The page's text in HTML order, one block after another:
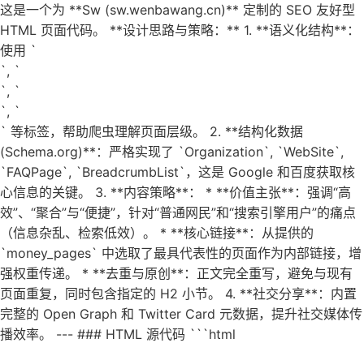
这是一个为 **Sw (sw.wenbawang.cn)** 定制的 SEO 友好型
HTML 页面代码。 **设计思路与策略：** 1. **语义化结构**：
使用 `
`, `
`, `
`, `
` 等标签，帮助爬虫理解页面层级。 2. **结构化数据
(Schema.org)**：严格实现了 `Organization`, `WebSite`,
`FAQPage`, `BreadcrumbList`，这是 Google 和百度获取核
心信息的关键。 3. **内容策略**： * **价值主张**：强调“高
效”、“聚合”与“便捷”，针对“普通网民”和“搜索引擎用户”的痛点
（信息杂乱、检索低效）。 * **核心链接**：从提供的
`money_pages` 中选取了最具代表性的页面作为内部链接，增
强权重传递。 * **去重与原创**：正文完全重写，避免与现有
页面重复，同时包含指定的 H2 小节。 4. **社交分享**：内置
完整的 Open Graph 和 Twitter Card 元数据，提升社交媒体传
播效率。 --- ### HTML 源代码 ```html